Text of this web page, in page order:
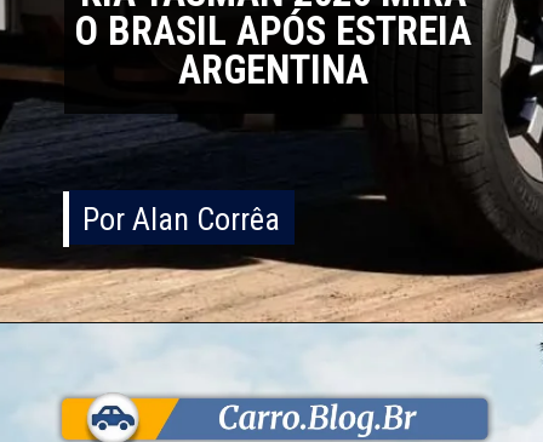
Por Alan Corrêa
Por Alan Corrêa
O BRASIL APÓS ESTREIA
ARGENTINA